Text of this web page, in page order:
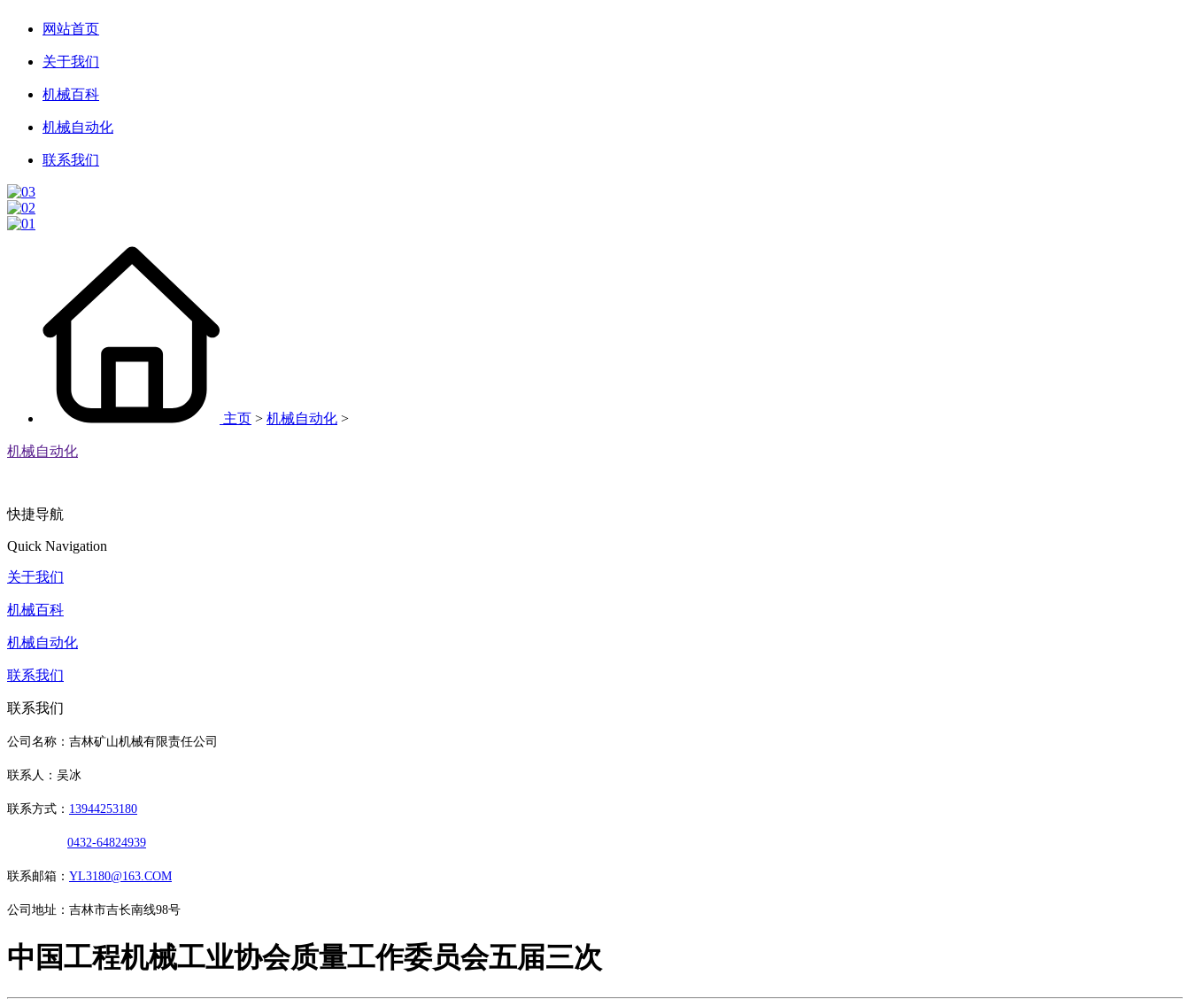
网站首页
关于我们
机械百科
机械自动化
联系我们
主页 > 机械自动化 >
机械自动化
快捷导航
Quick Navigation
关于我们
机械百科
机械自动化
联系我们
联系我们
公司名称：吉林矿山机械有限责任公司
联系人：吴冰
联系方式： 13944253180
0432-64824939
联系邮箱： YL3180@163.COM
公司地址：吉林市吉长南线98号
中国工程机械工业协会质量工作委员会五届三次